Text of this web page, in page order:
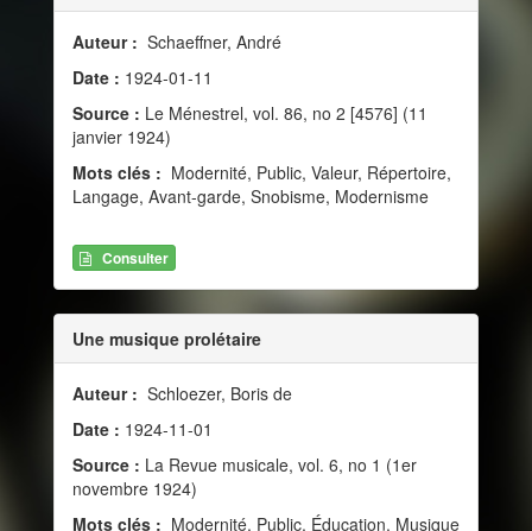
Auteur : Schaeffner, André
Date : 1924-01-11
Source : Le Ménestrel, vol. 86, no 2 [4576] (11
janvier 1924)
Mots clés : Modernité, Public, Valeur, Répertoire,
Langage, Avant-garde, Snobisme, Modernisme
Consulter
Une musique prolétaire
Auteur : Schloezer, Boris de
Date : 1924-11-01
Source : La Revue musicale, vol. 6, no 1 (1er
novembre 1924)
Mots clés : Modernité, Public, Éducation, Musique